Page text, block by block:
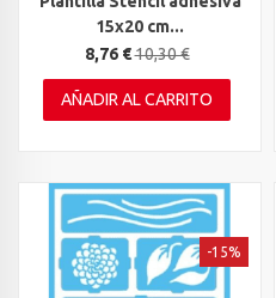
15x20 cm...
8,76 €10,30 €
AÑADIR AL CARRITO
-15%